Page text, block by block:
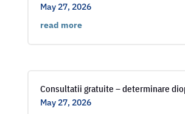
May 27, 2026
read more
Consultatii gratuite – determinare
May 27, 2026